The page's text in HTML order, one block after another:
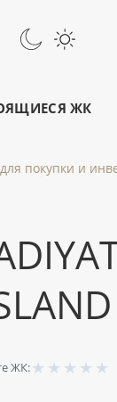
ЖК
покупки и
ЖК:★ ★ ★ ★ ★